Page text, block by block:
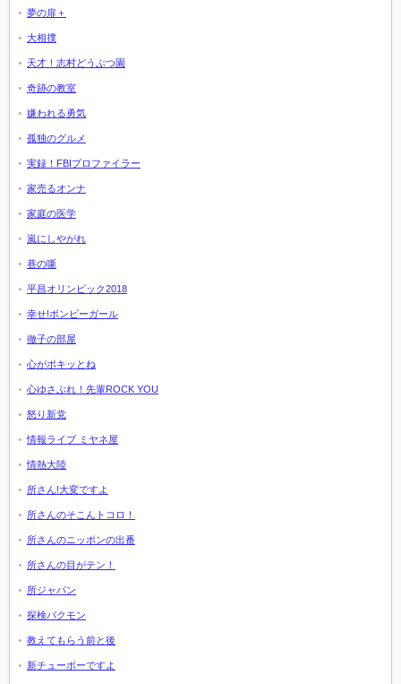
夢の扉＋
大相撲
天才！志村どうぶつ園
奇跡の教室
嫌われる勇気
孤独のグルメ
実録！FBIプロファイラー
家売るオンナ
家庭の医学
嵐にしやがれ
巷の噺
平昌オリンピック2018
幸せ!ボンビーガール
徹子の部屋
心がポキッとね
心ゆさぶれ！先輩ROCK YOU
怒り新党
情報ライブ ミヤネ屋
情熱大陸
所さん!大変ですよ
所さんのそこんトコロ！
所さんのニッポンの出番
所さんの目がテン！
所ジャパン
探検バクモン
教えてもらう前と後
新チューボーですよ